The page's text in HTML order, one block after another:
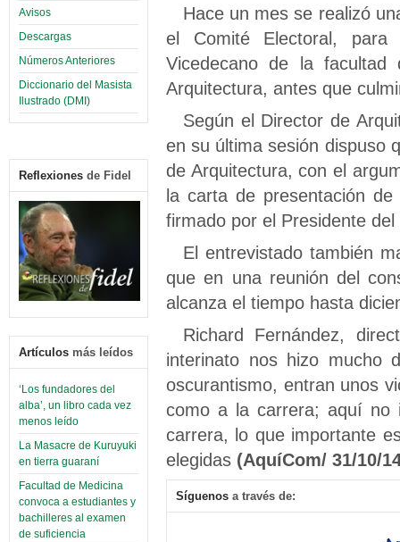
Avisos
Descargas
Números Anteriores
Diccionario del Masista
Ilustrado (DMI)
Reflexiones de Fidel
Artículos más leídos
‘Los fundadores del
alba’, un libro cada vez
menos leído
La Masacre de Kuruyuki
en tierra guaraní
Facultad de Medicina
convoca a estudiantes y
bachilleres al examen
de suficiencia
Hace un mes se realizó
el Comité Electoral,
Vicedecano de la
Arquitectura, antes que
Según el Director de
en su última sesión dispuso
de Arquitectura, con el
la carta de presentación
firmado por el Presidente
El entrevistado también
que en una reunión del
alcanza el tiempo hasta
Richard Fernández,
interinato nos hizo mucho
oscurantismo, entran unos
como a la carrera; aquí no
carrera, lo que importante
elegidas (AquíCom/ 31/10/
Síguenos a través de: